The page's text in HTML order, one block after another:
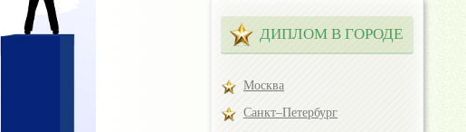
ДИПЛОМ В ГОРОДЕ
Москва
Санкт–Петербург